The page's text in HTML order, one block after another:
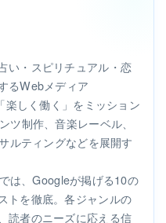
い・スピリチュアル・恋
るWebメディア
楽しく働く」をミッション
ツ制作、音楽レーベル、
ルティングなどを展開す
は、Googleが掲げる10の
トを徹底。各ジャンルの
読者のニーズに応える信